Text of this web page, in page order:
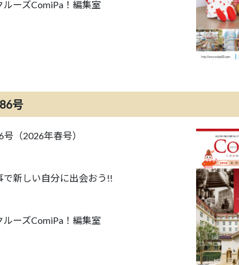
ルーズComiPa！編集室
号
号（2026年春号）
で新しい自分に出会おう!!
ルーズComiPa！編集室